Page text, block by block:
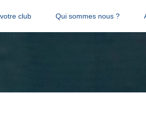
club Qui sommes nous ?